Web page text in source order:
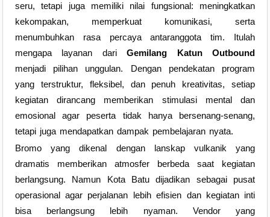
seru, tetapi juga memiliki nilai fungsional: meningkatkan
kekompakan, memperkuat komunikasi, serta
menumbuhkan rasa percaya antaranggota tim. Itulah
mengapa layanan dariGemilang Katun Outbound
menjadi pilihan unggulan. Dengan pendekatan program
yang terstruktur, fleksibel, dan penuh kreativitas, setiap
kegiatan dirancang memberikan stimulasi mental dan
emosional agar peserta tidak hanya bersenang-senang,
tetapi juga mendapatkan dampak pembelajaran nyata.
Bromo yang dikenal dengan lanskap vulkanik yang
dramatis memberikan atmosfer berbeda saat kegiatan
berlangsung. Namun Kota Batu dijadikan sebagai pusat
operasional agar perjalanan lebih efisien dan kegiatan inti
bisa berlangsung lebih nyaman. Vendor yang